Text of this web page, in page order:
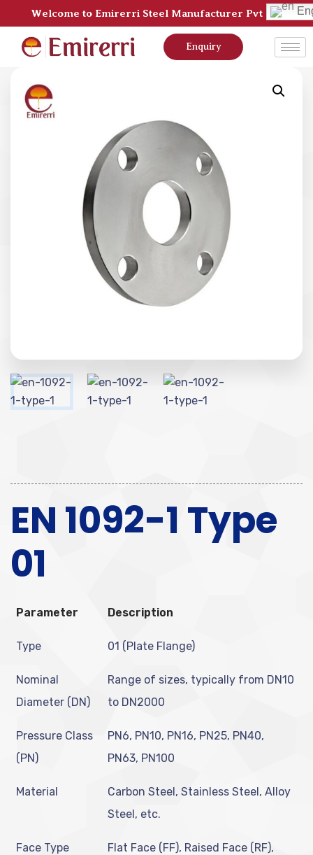
Welcome to Emirerri Steel Manufacturer Pvt Ltd
Enquiry
EN 1092-1 Type
01
Parameter Description
Type 01 (Plate Flange)
Nominal
Diameter (DN)
Range of sizes, typically from DN10
to DN2000
Pressure Class
(PN)
PN6, PN10, PN16, PN25, PN40,
PN63, PN100
Material
Carbon Steel, Stainless Steel, Alloy
Steel, etc.
Face Type
Flat Face (FF), Raised Face (RF),